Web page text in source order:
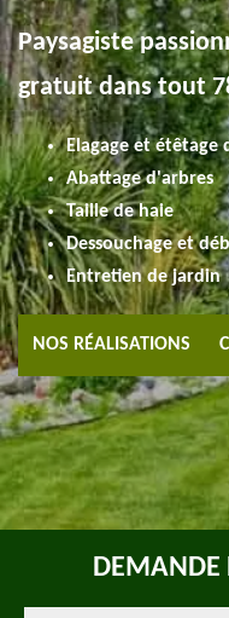
Paysagiste
gratuit dans tout
Elagage et étêtage
Abattage d'arbres
Taille de haie
Dessouchage et
Entretien de jardin
NOS RÉALISATIONS
DEMANDE